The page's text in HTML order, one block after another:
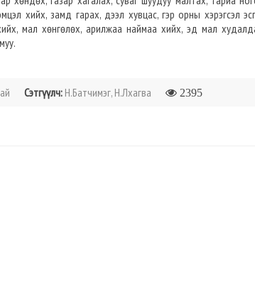
хийх, замд гарах, дээл хувцас, гэр орны хэрэгсэл
мал хөнгөлөх, арилжаа наймаа хийх, эд мал
Сэтгүүлч: Н.Батчимэг, Н.Лхагва 2395